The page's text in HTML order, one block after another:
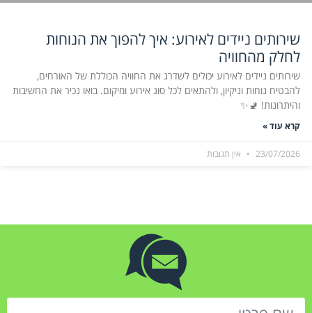
שירותים ניידים לאירוע: איך להפוך את הנוחות
לחלק מהחוויה
שירותים ניידים לאירוע יכולים לשדרג את החוויה הכוללת של האורחים,
להבטיח נוחות וניקיון, ולהתאים לכל סוג אירוע ומיקום. בואו נכיר את החשיבות
והיתרונות! 🚽✨
קרא עוד »
23/07/2026 אין תגובות